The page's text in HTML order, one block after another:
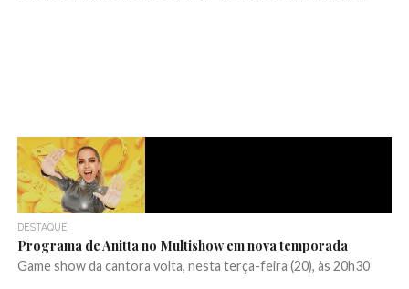
DESTAQUE
Programa de Anitta no Multishow em nova temporada
Game show da cantora volta, nesta terça-feira (20), às 20h30